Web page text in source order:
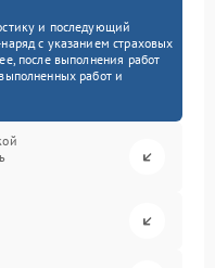
и последующий
с указанием страховых
после выполнения работ
работ и